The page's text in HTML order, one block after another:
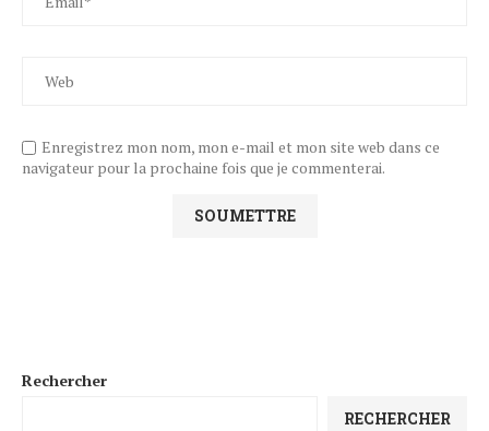
Enregistrez mon nom, mon e-mail et mon site web dans ce
navigateur pour la prochaine fois que je commenterai.
Rechercher
RECHERCHER